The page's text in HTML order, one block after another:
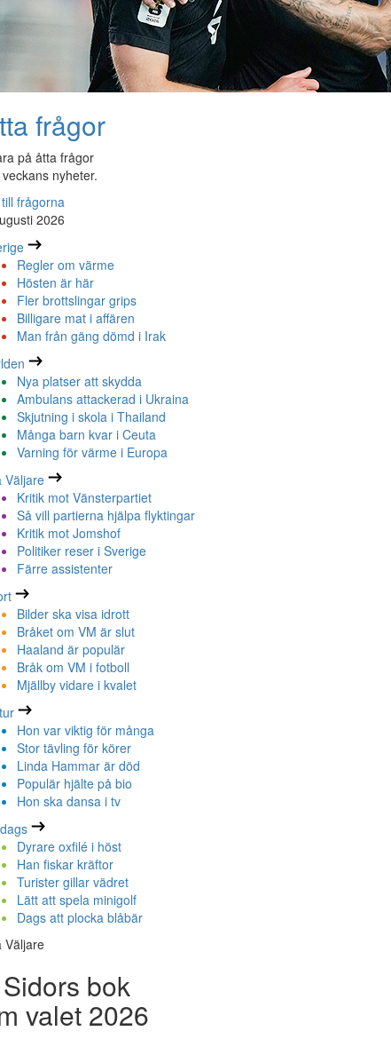
frågor
på åtta frågor
nyheter.
frågorna
2026
Regler om värme
Hösten är här
Fler brottslingar grips
Billigare mat i affären
Man från gäng dömd i Irak
Nya platser att skydda
Ambulans attackerad i Ukraina
Skjutning i skola i Thailand
Många barn kvar i Ceuta
Varning för värme i Europa
Väljare
Kritik mot Vänsterpartiet
Så vill partierna hjälpa flyktingar
Kritik mot Jomshof
Politiker reser i Sverige
Färre assistenter
Bilder ska visa idrott
Bråket om VM är slut
Haaland är populär
Bråk om VM i fotboll
Mjällby vidare i kvalet
Hon var viktig för många
Stor tävling för körer
Linda Hammar är död
Populär hjälte på bio
Hon ska dansa i tv
Dyrare oxfilé i höst
Han fiskar kräftor
Turister gillar vädret
Lätt att spela minigolf
Dags att plocka blåbär
Väljare
bok
valet 2026